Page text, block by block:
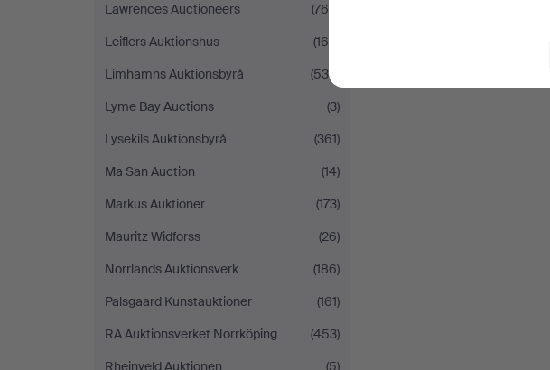
Lawrences Auctioneers
(764)
Leiflers Auktionshus
(165)
Limhamns Auktionsbyrå
(535)
Lyme Bay Auctions
(3)
Lysekils Auktionsbyrå
(361)
Ma San Auction
(14)
Markus Auktioner
(173)
Mauritz Widforss
(26)
Norrlands Auktionsverk
(186)
Palsgaard Kunstauktioner
(161)
RA Auktionsverket Norrköping
(453)
Rheinveld Auktionen
(5)